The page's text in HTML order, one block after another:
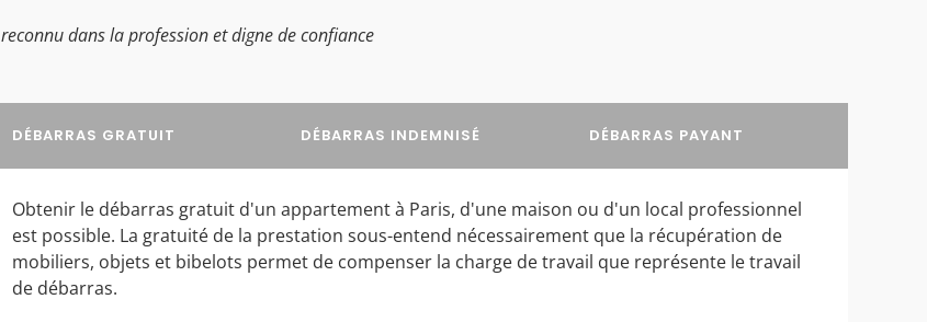
dans la profession et digne de confiance
DÉBARRAS GRATUIT DÉBARRAS INDEMNISÉ DÉBARRAS PAYANT
Obtenir le débarras gratuit d'un appartement à Paris, d'une maison ou d'un local professionnel
est possible. La gratuité de la prestation sous-entend nécessairement que la récupération de
mobiliers, objets et bibelots permet de compenser la charge de travail que représente le travail
de débarras.